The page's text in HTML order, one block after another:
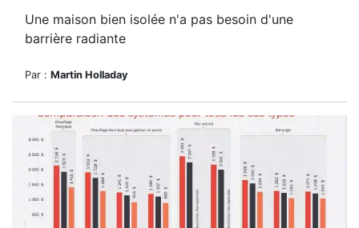
Une maison bien isolée n'a pas besoin d'une
barrière radiante
Par : Martin Holladay